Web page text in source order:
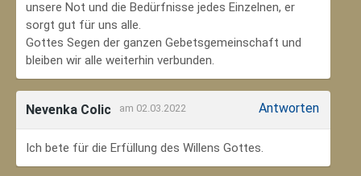
unsere Not und die Bedürfnisse jedes Einzelnen, er
sorgt gut für uns alle.
Gottes Segen der ganzen Gebetsgemeinschaft und
bleiben wir alle weiterhin verbunden.
Nevenka Colic am 02.03.2022 Antworten
Ich bete für die Erfüllung des Willens Gottes.